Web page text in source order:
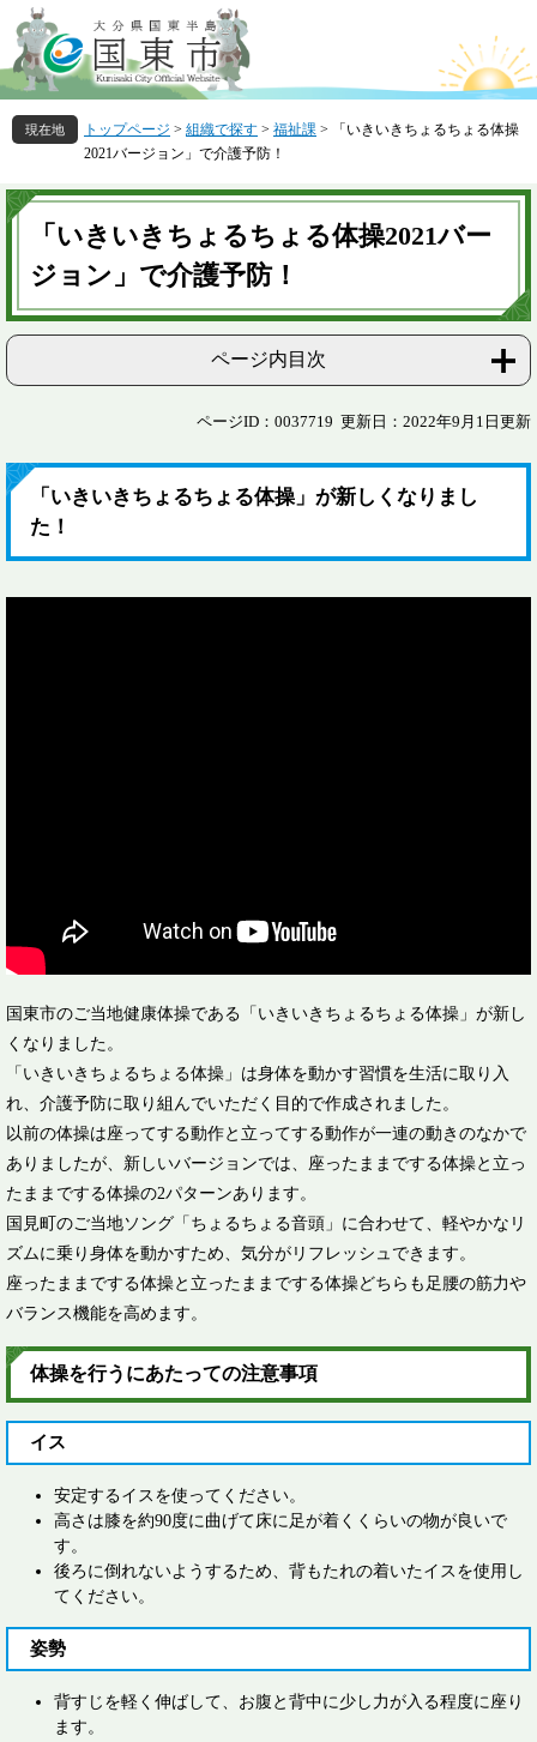
ー
ジ
の
先
頭
す
。
ニ
ュ
ー
を
飛
し
て
トップページ > 組織で探す > 福祉課 >
「いきいきちょるちょる体操
2021バージョン」で介護予防！
本
文
「いきいきちょるちょる体操2021バー
ジョン」で介護予防！
ページ内目次
ページID：0037719 更新日：2022年9月1日更新
「いきいきちょるちょる体操」が新しくなりまし
た！
国東市のご当地健康体操である「いきいきちょるちょる体操」が新し
くなりました。
「いきいきちょるちょる体操」は身体を動かす習慣を生活に取り入
れ、介護予防に取り組んでいただく目的で作成されました。
以前の体操は座ってする動作と立ってする動作が一連の動きのなかで
ありましたが、新しいバージョンでは、座ったままでする体操と立っ
たままでする体操の2パターンあります。
国見町のご当地ソング「ちょるちょる音頭」に合わせて、軽やかなリ
ズムに乗り身体を動かすため、気分がリフレッシュできます。
座ったままでする体操と立ったままでする体操どちらも足腰の筋力や
バランス機能を高めます。
体操を行うにあたっての注意事項
イス
安定するイスを使ってください。
高さは膝を約90度に曲げて床に足が着くくらいの物が良いで
す。
後ろに倒れないようするため、背もたれの着いたイスを使用し
てください。
姿勢
背すじを軽く伸ばして、お腹と背中に少し力が入る程度に座り
ます。